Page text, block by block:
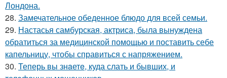
Лондона.
28. Замечательное обеденное блюдо для всей семьи.
29. Настасья самбурская, актриса, была вынуждена
обратиться за медицинской помощью и поставить себе
капельницу, чтобы справиться с напряжением.
30. Теперь вы знaетe, куда слать и бывших, и